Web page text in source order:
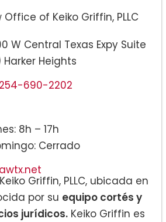
Office of Keiko Griffin, PLLC
W Central Texas Expy Suite
Heights
254-690-2202
8h – 17h
Cerrado
Griffin, PLLC, ubicada en
por su equipo cortés y
jurídicos. Keiko Griffin es